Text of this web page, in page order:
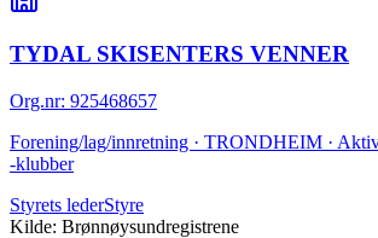
TYDAL SKISENTERS VENNER
Org.nr: 925468657
Forening/lag/innretning · TRONDHEIM ·
-klubber
Styrets lederStyre
Kilde: Brønnøysundregistrene